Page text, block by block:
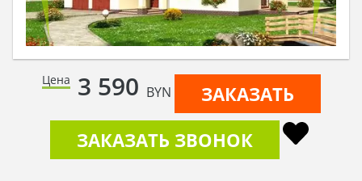
Цена 3 590 BYN
ЗАКАЗАТЬ
ЗАКАЗАТЬ ЗВОНОК